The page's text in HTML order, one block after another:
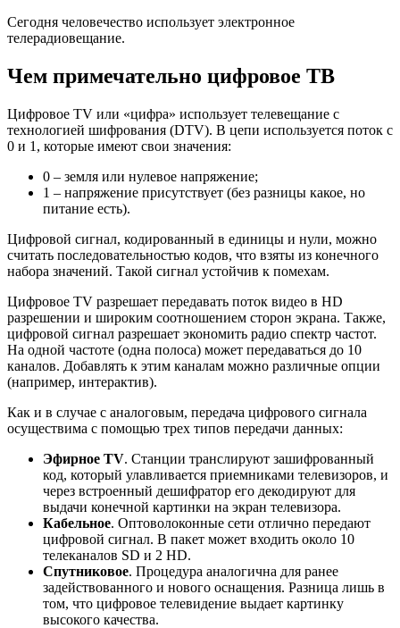
Сегодня человечество использует электронное
телерадиовещание.
Чем примечательно цифровое ТВ
Цифровое TV или «цифра» использует телевещание с
технологией шифрования (DTV). В цепи используется поток с
0 и 1, которые имеют свои значения:
0 – земля или нулевое напряжение;
1 – напряжение присутствует (без разницы какое, но
питание есть).
Цифровой сигнал, кодированный в единицы и нули, можно
считать последовательностью кодов, что взяты из конечного
набора значений. Такой сигнал устойчив к помехам.
Цифровое TV разрешает передавать поток видео в HD
разрешении и широким соотношением сторон экрана. Также,
цифровой сигнал разрешает экономить радио спектр частот.
На одной частоте (одна полоса) может передаваться до 10
каналов. Добавлять к этим каналам можно различные опции
(например, интерактив).
Как и в случае с аналоговым, передача цифрового сигнала
осуществима с помощью трех типов передачи данных:
Эфирное TV. Станции транслируют зашифрованный
код, который улавливается приемниками телевизоров, и
через встроенный дешифратор его декодируют для
выдачи конечной картинки на экран телевизора.
Кабельное. Оптоволоконные сети отлично передают
цифровой сигнал. В пакет может входить около 10
телеканалов SD и 2 HD.
Спутниковое. Процедура аналогична для ранее
задействованного и нового оснащения. Разница лишь в
том, что цифровое телевидение выдает картинку
высокого качества.